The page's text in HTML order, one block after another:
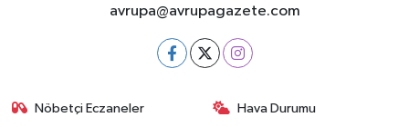
avrupa@avrupagazete.com
Nöbetçi Eczaneler Hava Durumu